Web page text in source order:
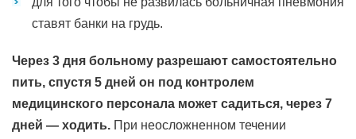
ставят банки на грудь.
Через 3 дня больному разрешают самостоятельно
пить, спустя 5 дней он под контролем
медицинского персонала может садиться, через 7
дней — ходить. При неосложненном течении